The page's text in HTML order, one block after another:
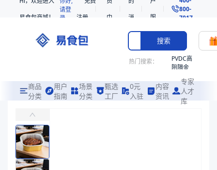
易食包商城！
请登
录
注册
中
消
息
服
务
800-
7017
搜索
热门搜索：
PVDC高
阻隔金
共挤热
收缩袋
商品
分类
用户
指南
场景
分类
甄选
工厂
0元
入驻
内容
资讯
专家
人才
库
主要用于家庭烘焙、烤箱、户外烧烤、野餐、餐饮外卖加热及保鲜场景
易食包（EPAK）专注于铝箔餐盒060622包装，提供详尽的规格参数、
产品卖点：耐高温、高温杀菌、避光性
应用场景：主要用于家庭烘焙、烤箱、户外烧烤、野餐、餐饮外卖加热